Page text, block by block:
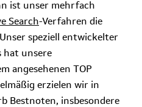
ist unser mehrfach
Search-Verfahren die
speziell entwickelter
hat unsere
angesehenen TOP
erzielen wir in
Bestnoten, insbesondere